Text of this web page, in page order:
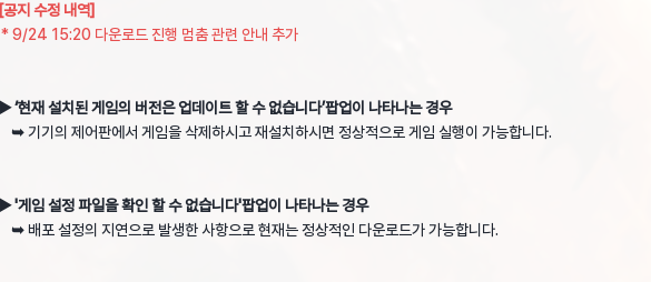
[공지 수정 내역]
* 9/24 15:20 다운로드 진행 멈춤 관련 안내 추가
▶ ‘현재 설치된 게임의 버전은 업데이트 할 수 없습니다’팝업이 나타나는 경우
➥ 기기의 제어판에서 게임을 삭제하시고 재설치하시면 정상적으로 게임 실행이 가능합니다.
▶ '게임 설정 파일을 확인 할 수 없습니다'팝업이 나타나는 경우
➥배포 설정의 지연으로 발생한 사항으로 현재는 정상적인 다운로드가 가능합니다.